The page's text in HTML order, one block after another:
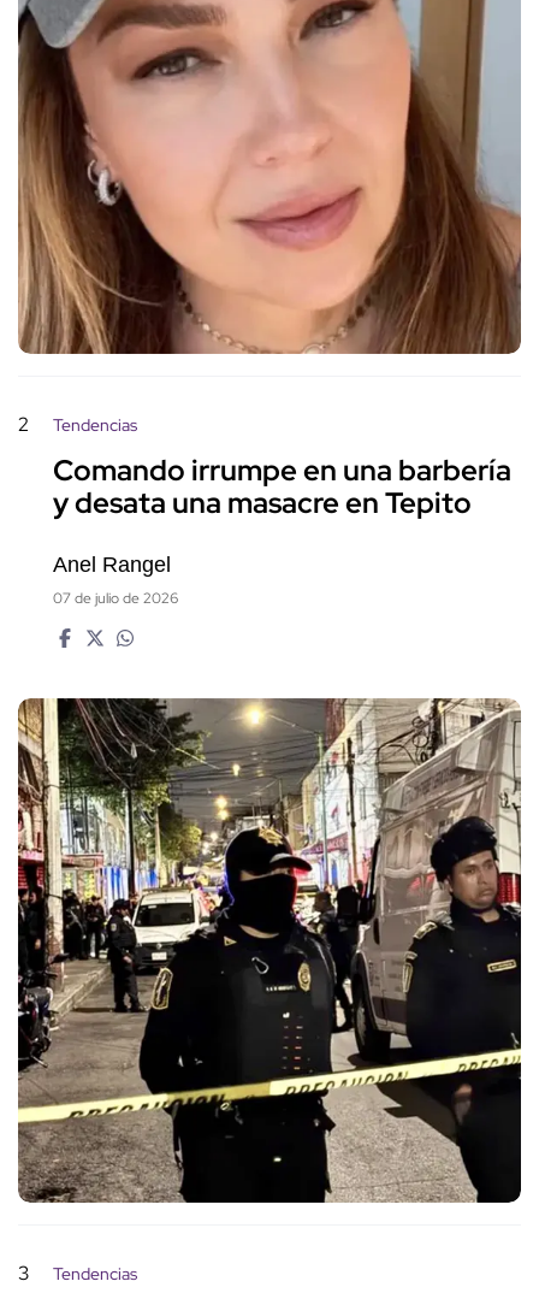
2 Tendencias
Comando irrumpe en una barbería
y desata una masacre en Tepito
Anel Rangel
07 de julio de 2026
3 Tendencias